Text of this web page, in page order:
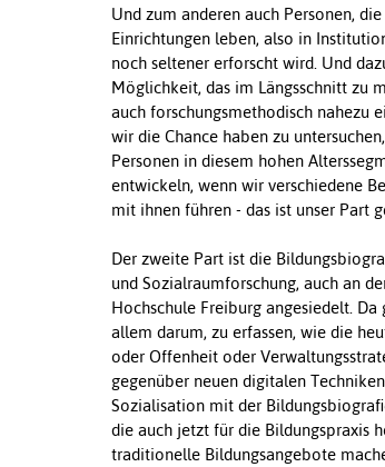
Und zum anderen auch Personen,
Einrichtungen leben, also in
noch seltener erforscht wird. Und
Möglichkeit, das im Längsschnitt zu
auch forschungsmethodisch nahezu
wir die Chance haben zu
Personen in diesem hohen
entwickeln, wenn wir verschiedene
mit ihnen führen - das ist unser Part
Der zweite Part ist die
und Sozialraumforschung, auch an
Hochschule Freiburg angesiedelt. Da
allem darum, zu erfassen, wie die
oder Offenheit oder
gegenüber neuen digitalen
Sozialisation mit der
die auch jetzt für die Bildungspraxis
traditionelle Bildungsangebote